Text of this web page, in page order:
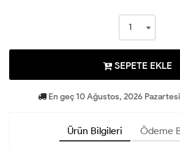
SEPETE EKLE
En geç 10 Ağustos, 2026
Ürün Bilgileri Ödeme